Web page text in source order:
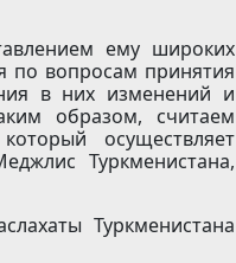
ему широких
по вопросам принятия
в них изменений и
образом, считаем
осуществляет
Туркменистана,
Туркменистана